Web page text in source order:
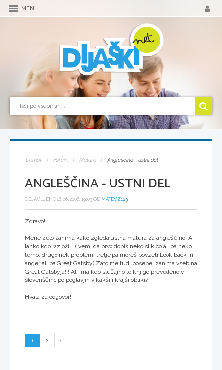
MENI
Domov Forum Matura Angleščina - ustni del
ANGLEŠČINA - USTNI DEL
OBJAVLJENO 16.06.2006, 19:03 OD MATEVZ123
Zdravo!
Mene zelo zanima kako zgleda ustna matura za angleščino! A
lahko kdo razloži... ( vem, da prvo dobiš neko slikico ali pa neko
temo, drugo nek problem, tretje pa moreš povzeti Look back in
anger ali pa Great Gatsby) Zato me tudi posebej zanima vsebina
Great Gatsbyja!!! Ali ima kdo slučajno to knjigo prevedeno v
slovenščino po poglavjih v kakšni krajši obliki?!
Hvala za odgovor!
1 2